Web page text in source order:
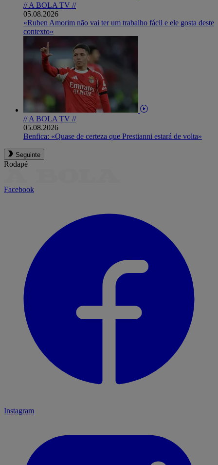
// A BOLA TV //
05.08.2026
«Ruben Amorim não vai ter um trabalho fácil e ele gosta deste
contexto»
// A BOLA TV //
05.08.2026
Benfica: «Quase de certeza que Prestianni estará de volta»
Seguinte
Rodapé
Facebook
Instagram